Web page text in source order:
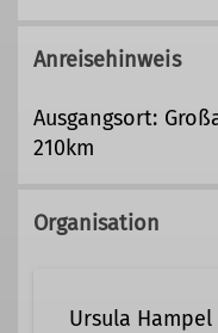
Anreisehinweis
Ausgangsort:
210km
Organisation
Ursula Hampel